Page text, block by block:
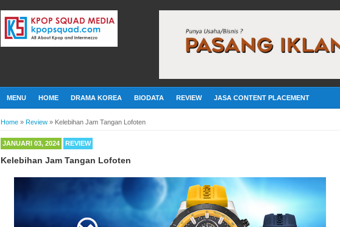
MENU HOME DRAMA KOREA BIODATA REVIEW JASA CONTENT PLACEMENT
Home » Review » Kelebihan Jam Tangan Lofoten
JANUARI 03, 2024 REVIEW
Kelebihan Jam Tangan Lofoten